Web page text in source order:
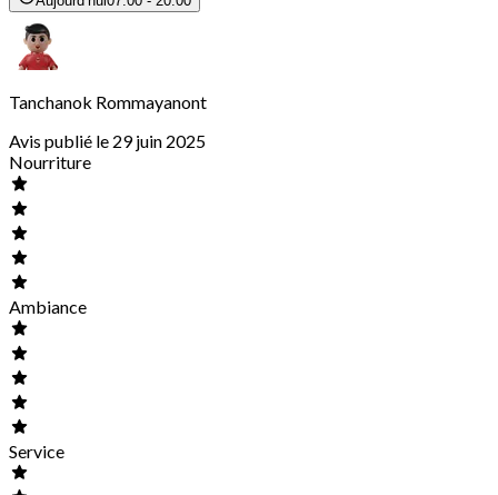
Tanchanok Rommayanont
Avis publié le 29 juin 2025
Nourriture
Ambiance
Service